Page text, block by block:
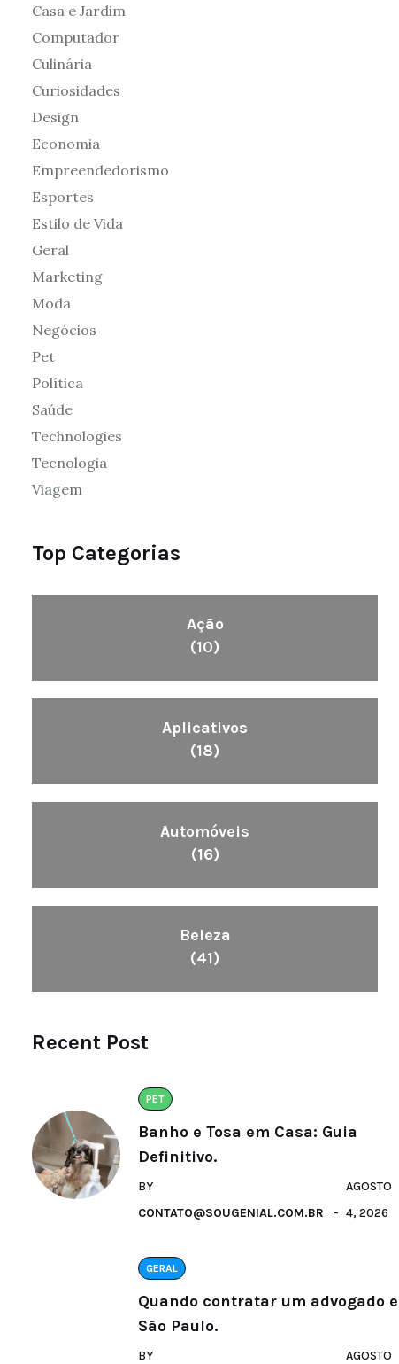
Casa e Jardim
Computador
Culinária
Curiosidades
Design
Economia
Empreendedorismo
Esportes
Estilo de Vida
Geral
Marketing
Moda
Negócios
Pet
Política
Saúde
Technologies
Tecnologia
Viagem
Top Categorias
Ação
(10)
Aplicativos
(18)
Automóveis
(16)
Beleza
(41)
Recent Post
PET
Banho e Tosa em Casa: Guia
Definitivo.
BY
CONTATO@SOUGENIAL.COM.BR
AGOSTO
4, 2026
GERAL
Quando contratar um advogado
São Paulo.
BY
AGOSTO